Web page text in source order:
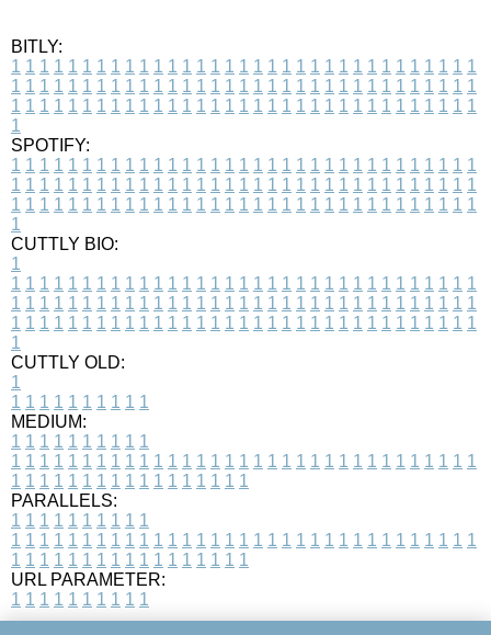
BITLY:
1 1 1 1 1 1 1 1 1 1 1 1 1 1 1 1 1 1 1 1 1 1 1 1 1 1 1 1 1 1 1 1 1
1 1 1 1 1 1 1 1 1 1 1 1 1 1 1 1 1 1 1 1 1 1 1 1 1 1 1 1 1 1 1 1 1
1 1 1 1 1 1 1 1 1 1 1 1 1 1 1 1 1 1 1 1 1 1 1 1 1 1 1 1 1 1 1 1 1
1
SPOTIFY:
1 1 1 1 1 1 1 1 1 1 1 1 1 1 1 1 1 1 1 1 1 1 1 1 1 1 1 1 1 1 1 1 1
1 1 1 1 1 1 1 1 1 1 1 1 1 1 1 1 1 1 1 1 1 1 1 1 1 1 1 1 1 1 1 1 1
1 1 1 1 1 1 1 1 1 1 1 1 1 1 1 1 1 1 1 1 1 1 1 1 1 1 1 1 1 1 1 1 1
1
CUTTLY BIO:
1
1 1 1 1 1 1 1 1 1 1 1 1 1 1 1 1 1 1 1 1 1 1 1 1 1 1 1 1 1 1 1 1 1
1 1 1 1 1 1 1 1 1 1 1 1 1 1 1 1 1 1 1 1 1 1 1 1 1 1 1 1 1 1 1 1 1
1 1 1 1 1 1 1 1 1 1 1 1 1 1 1 1 1 1 1 1 1 1 1 1 1 1 1 1 1 1 1 1 1
1
CUTTLY OLD:
1
1 1 1 1 1 1 1 1 1 1
MEDIUM:
1 1 1 1 1 1 1 1 1 1
1 1 1 1 1 1 1 1 1 1 1 1 1 1 1 1 1 1 1 1 1 1 1 1 1 1 1 1 1 1 1 1 1
1 1 1 1 1 1 1 1 1 1 1 1 1 1 1 1 1
PARALLELS:
1 1 1 1 1 1 1 1 1 1
1 1 1 1 1 1 1 1 1 1 1 1 1 1 1 1 1 1 1 1 1 1 1 1 1 1 1 1 1 1 1 1 1
1 1 1 1 1 1 1 1 1 1 1 1 1 1 1 1 1
URL PARAMETER:
1 1 1 1 1 1 1 1 1 1